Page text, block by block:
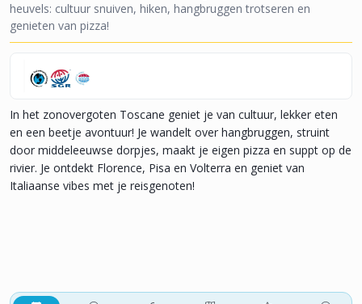
heuvels: cultuur snuiven, hiken, hangbruggen trotseren en
genieten van pizza!
In het zonovergoten Toscane geniet je van cultuur, lekker eten
en een beetje avontuur! Je wandelt over hangbruggen, struint
door middeleeuwse dorpjes, maakt je eigen pizza en suppt op de
rivier. Je ontdekt Florence, Pisa en Volterra en geniet van
Italiaanse vibes met je reisgenoten!